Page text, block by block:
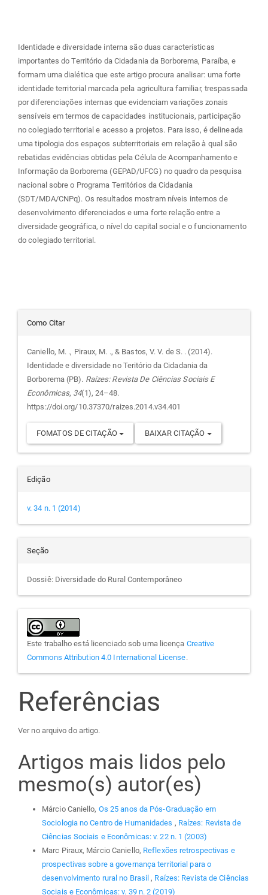
Identidade e diversidade interna são duas características
importantes do Território da Cidadania da Borborema, Paraíba, e
formam uma dialética que este artigo procura analisar: uma forte
identidade territorial marcada pela agricultura familiar, trespassada
por diferenciações internas que evidenciam variações zonais
sensíveis em termos de capacidades institucionais, participação
no colegiado territorial e acesso a projetos. Para isso, é delineada
uma tipologia dos espaços subterritoriais em relação à qual são
rebatidas evidências obtidas pela Célula de Acompanhamento e
Informação da Borborema (GEPAD/UFCG) no quadro da pesquisa
nacional sobre o Programa Territórios da Cidadania
(SDT/MDA/CNPq). Os resultados mostram níveis internos de
desenvolvimento diferenciados e uma forte relação entre a
diversidade geográfica, o nível do capital social e o funcionamento
do colegiado territorial.
Detalhes
do
artigo
Como Citar
Caniello, M. ., Piraux, M. ., & Bastos, V. V. de S. . (2014).
Identidade e diversidade no Teritório da Cidadania da
Borborema (PB). Raízes: Revista De Ciências Sociais E
Econômicas, 34(1), 24–48.
https://doi.org/10.37370/raizes.2014.v34.401
FOMATOS DE CITAÇÃO BAIXAR CITAÇÃO
Edição
v. 34 n. 1 (2014)
Seção
Dossiê: Diversidade do Rural Contemporâneo
Este trabalho está licenciado sob uma licença Creative
Commons Attribution 4.0 International License.
Referências
Ver no arquivo do artigo.
Artigos mais lidos pelo
mesmo(s) autor(es)
Márcio Caniello, Os 25 anos da Pós-Graduação em
Sociologia no Centro de Humanidades , Raízes: Revista de
Ciências Sociais e Econômicas: v. 22 n. 1 (2003)
Marc Piraux, Márcio Caniello, Reflexões retrospectivas e
prospectivas sobre a governança territorial para o
desenvolvimento rural no Brasil, Raízes: Revista de Ciências
Sociais e Econômicas: v. 39 n. 2 (2019)